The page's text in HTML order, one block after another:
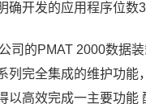
确开发的应用程序位数
司的PMAT 2000数据
列完全集成的维护功
以高效完成一主要功能